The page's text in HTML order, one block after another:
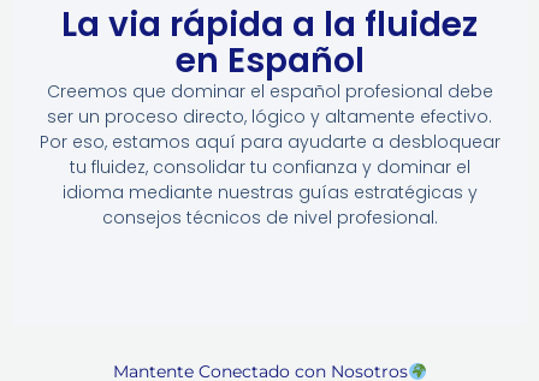
La via rápida a la fluidez
en Español
Creemos que dominar el español profesional debe
ser un proceso directo, lógico y altamente efectivo.
Por eso, estamos aquí para ayudarte a desbloquear
tu fluidez, consolidar tu confianza y dominar el
idioma mediante nuestras guías estratégicas y
consejos técnicos de nivel profesional.
Mantente Conectado con Nosotros